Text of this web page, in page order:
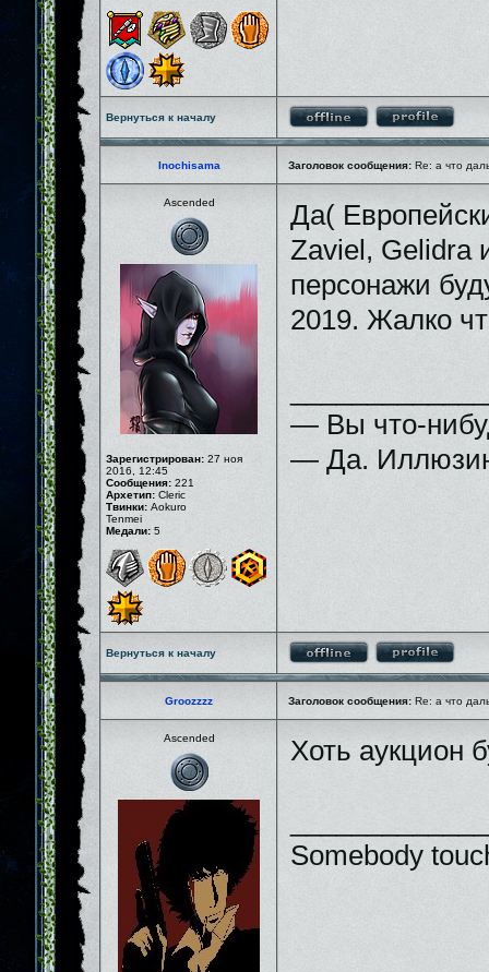
Вернуться к началу
Inochisama Заголовок сообщения: Re: а что
Ascended
Зарегистрирован: 27 ноя
2016, 12:45
Сообщения: 221
Архетип: Cleric
Твинки: Aokuro
Tenmei
Медали: 5
Да(
Zaviel, Gelidra
персонажи
2019. Жалко
— Вы что-
— Да.
Вернуться к началу
Groozzzz Заголовок сообщения: Re: а что
Ascended Хоть аукцион
Somebody